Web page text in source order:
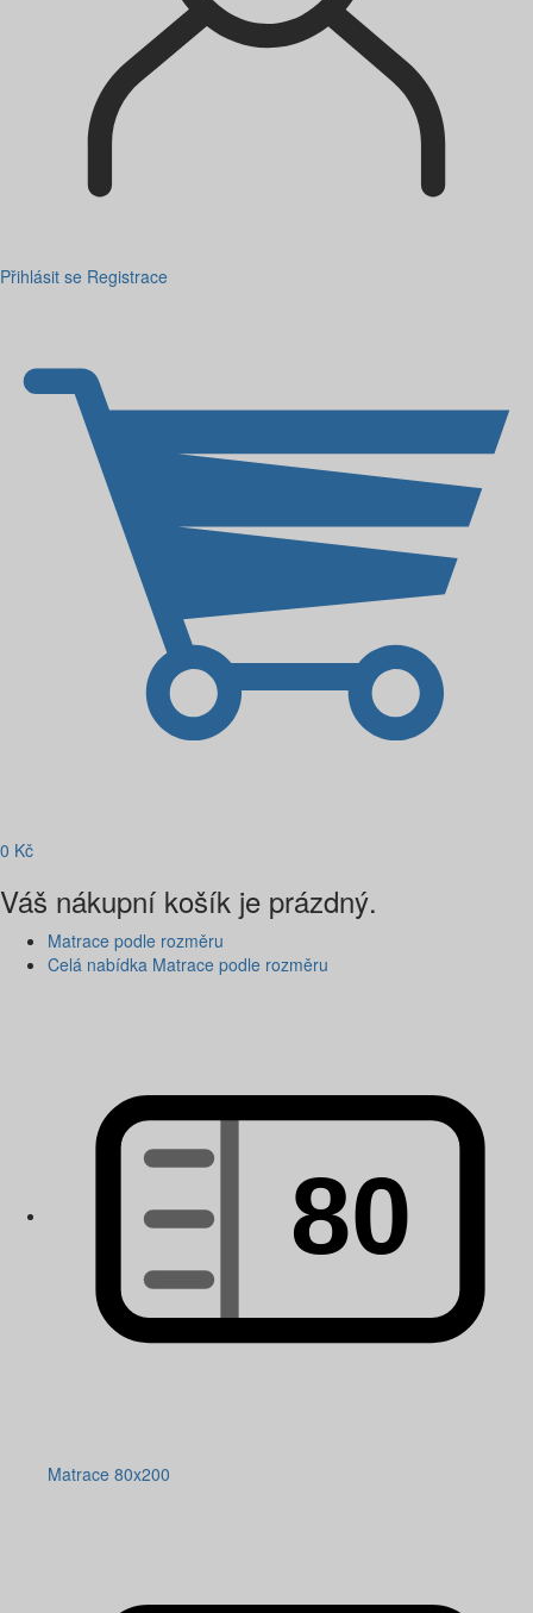
Přihlásit se Registrace
0 Kč
Váš nákupní košík je prázdný.
Matrace podle rozměru
Celá nabídka Matrace podle rozměru
Matrace 80x200